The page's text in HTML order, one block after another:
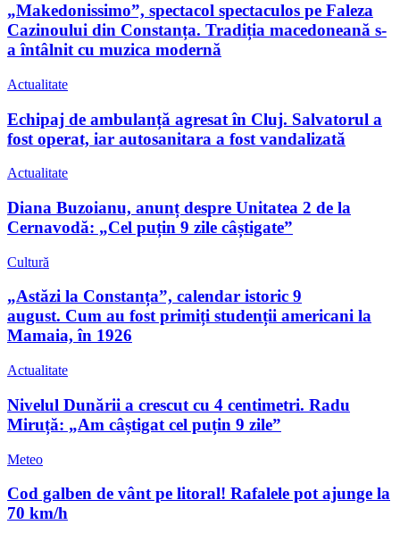
„Makedonissimo”, spectacol spectaculos pe Faleza
Cazinoului din Constanța. Tradiția macedoneană s-
a întâlnit cu muzica modernă
Actualitate
Echipaj de ambulanță agresat în Cluj. Salvatorul a
fost operat, iar autosanitara a fost vandalizată
Actualitate
Diana Buzoianu, anunț despre Unitatea 2 de la
Cernavodă: „Cel puțin 9 zile câștigate”
Cultură
„Astăzi la Constanța”, calendar istoric 9
august. Cum au fost primiți studenții americani la
Mamaia, în 1926
Actualitate
Nivelul Dunării a crescut cu 4 centimetri. Radu
Miruță: „Am câștigat cel puțin 9 zile”
Meteo
Cod galben de vânt pe litoral! Rafalele pot ajunge la
70 km/h